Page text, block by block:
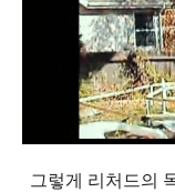
그렇게 리처드의